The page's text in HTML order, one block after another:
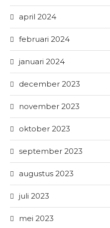
april 2024
februari 2024
januari 2024
december 2023
november 2023
oktober 2023
september 2023
augustus 2023
juli 2023
mei 2023